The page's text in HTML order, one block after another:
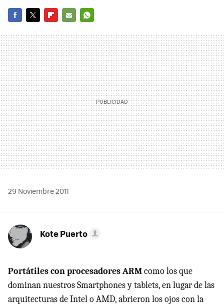
MAIL
29 Noviembre 2011
Kote Puerto
Portátiles con procesadores ARMcomo los que
dominan nuestros Smartphones y tablets, en lugar de las
arquitecturas de Intel oAMD, abrieron los ojos con la